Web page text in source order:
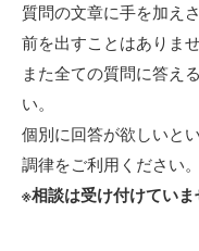
質問の文章に手を加え
前を出すことはありませ
また全ての質問に答え
い。
個別に回答が欲しいと
調律をご利用ください。
※相談は受け付けていま